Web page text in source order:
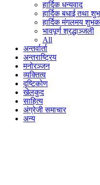
हार्दिक धन्यवाद
हार्दिक बधाई तथा
हार्दिक मंगलमय
भावपूर्ण श्रद्धाञ्जली
All
अन्तर्वार्ता
अन्तराष्ट्रिय
मनोरञ्जन
व्यक्तित्व
दृष्टिकोण
खेलकुद
साहित्य
अंग्रेजी समाचार
अन्य